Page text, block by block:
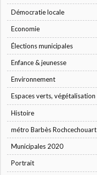
Démocratie locale
Economie
Élections municipales
Enfance & jeunesse
Environnement
Espaces verts, végétalisation
Histoire
métro Barbès Rochcechouart
Municipales 2020
Portrait